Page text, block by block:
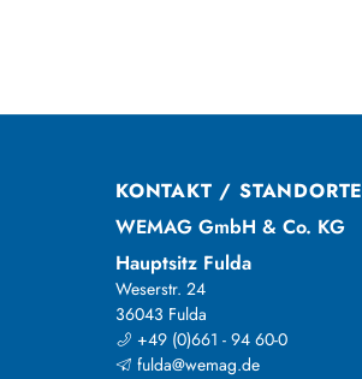
KONTAKT / STANDORTE
WEMAG GmbH & Co. KG
Hauptsitz Fulda
Weserstr. 24
36043 Fulda
+49 (0)661 - 94 60-0
fulda@wemag.de